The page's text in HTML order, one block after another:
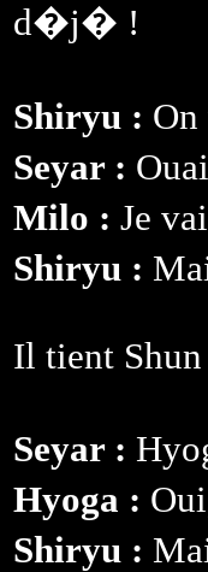
d�j� !
Shiryu :
Seyar :
Milo : Je
Shiryu :
Il tient Shun
Seyar :
Hyoga :
Shiryu :